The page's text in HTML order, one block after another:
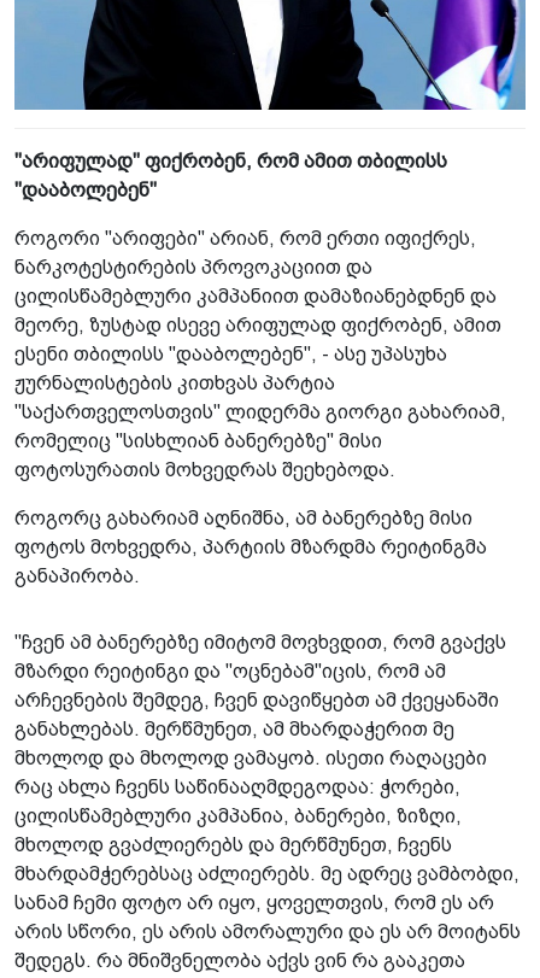
"არიფულად" ფიქრობენ, რომ ამით თბილისს
"დააბოლებენ"
როგორი "არიფები" არიან, რომ ერთი იფიქრეს,
ნარკოტესტირების პროვოკაციით და
ცილისწამებლური კამპანიით დამაზიანებდნენ და
მეორე, ზუსტად ისევე არიფულად ფიქრობენ, ამით
ესენი თბილისს "დააბოლებენ", - ასე უპასუხა
ჟურნალისტების კითხვას პარტია
"საქართველოსთვის" ლიდერმა გიორგი გახარიამ,
რომელიც "სისხლიან ბანერებზე" მისი
ფოტოსურათის მოხვედრას შეეხებოდა.
როგორც გახარიამ აღნიშნა, ამ ბანერებზე მისი
ფოტოს მოხვედრა, პარტიის მზარდმა რეიტინგმა
განაპირობა.
"ჩვენ ამ ბანერებზე იმიტომ მოვხვდით, რომ გვაქვს
მზარდი რეიტინგი და "ოცნებამ"იცის, რომ ამ
არჩევნების შემდეგ, ჩვენ დავიწყებთ ამ ქვეყანაში
განახლებას. მერწმუნეთ, ამ მხარდაჭერით მე
მხოლოდ და მხოლოდ ვამაყობ. ისეთი რაღაცები
რაც ახლა ჩვენს საწინააღმდეგოდაა: ჭორები,
ცილისწამებლური კამპანია, ბანერები, ზიზღი,
მხოლოდ გვაძლიერებს და მერწმუნეთ, ჩვენს
მხარდამჭერებსაც აძლიერებს. მე ადრეც ვამბობდი,
სანამ ჩემი ფოტო არ იყო, ყოველთვის, რომ ეს არ
არის სწორი, ეს არის ამორალური და ეს არ მოიტანს
შედეგს. რა მნიშვნელობა აქვს ვინ რა გააკეთა